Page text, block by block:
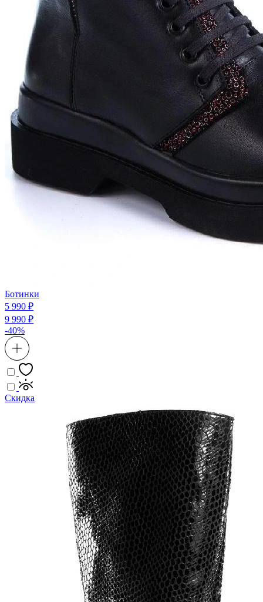
Ботинки
5 990 ₽
9 990 ₽
-40%
Скидка